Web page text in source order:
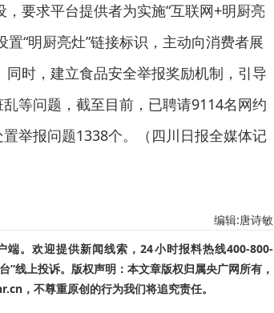
，要求平台提供者为实施“互联网+明厨亮
“明厨亮灶”链接标识，主动向消费者展
时，建立食品安全举报奖励机制，引导
等问题，截至目前，已聘请9114名网约
举报问题1338个。（四川日报全媒体记
编辑:唐诗敏
。欢迎提供新闻线索，24小时报料热线400-800-
线上投诉。版权声明：本文章版权归属央广网所有，
，不尊重原创的行为我们将追究责任。